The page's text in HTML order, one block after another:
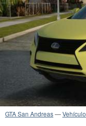
GTA San Andreas—